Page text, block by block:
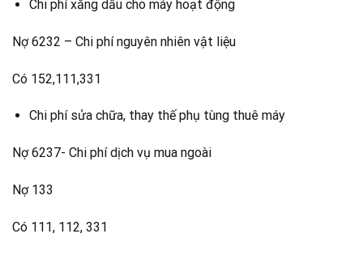
Chi phí xăng dầu cho máy hoạt động
Nợ 6232 – Chi phí nguyên nhiên vật liệu
Có 152,111,331
Chi phí sửa chữa, thay thế phụ tùng thuê máy
Nợ 6237- Chi phí dịch vụ mua ngoài
Nợ 133
Có 111, 112, 331